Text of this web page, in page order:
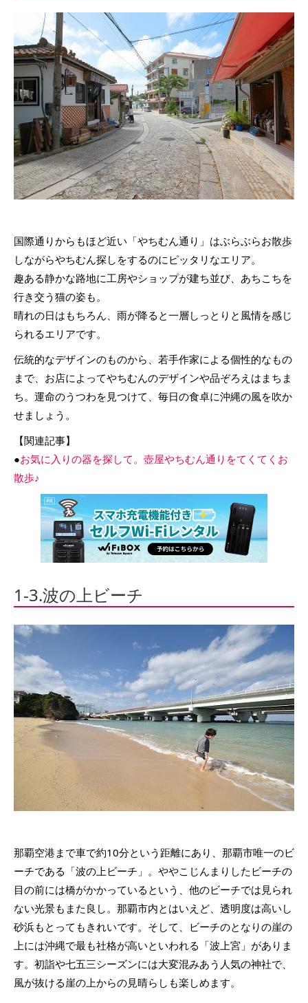
国際通りからもほど近い「やちむん通り」はぶらぶらお散歩
しながらやちむん探しをするのにピッタリなエリア。
趣ある静かな路地に工房やショップが建ち並び、あちこちを
行き交う猫の姿も。
晴れの日はもちろん、雨が降ると一層しっとりと風情を感じ
られるエリアです。
伝統的なデザインのものから、若手作家による個性的なもの
まで、お店によってやちむんのデザインや品ぞろえはまちま
ち。運命のうつわを見つけて、毎日の食卓に沖縄の風を吹か
せましょう。
【関連記事】
●お気に入りの器を探して。壺屋やちむん通りをてくてくお
散歩♪
1-3.波の上ビーチ
那覇空港まで車で約10分という距離にあり、那覇市唯一のビ
ーチである「波の上ビーチ」。ややこじんまりしたビーチの
目の前には橋がかかっているという、他のビーチでは見られ
ない光景もまた良し。那覇市内とはいえど、透明度は高いし
砂浜もとってもきれいです。そして、ビーチのとなりの崖の
上には沖縄で最も社格が高いといわれる「波上宮」がありま
す。初詣や七五三シーズンには大変混みあう人気の神社で、
風が抜ける崖の上からの見晴らしも楽しめます。